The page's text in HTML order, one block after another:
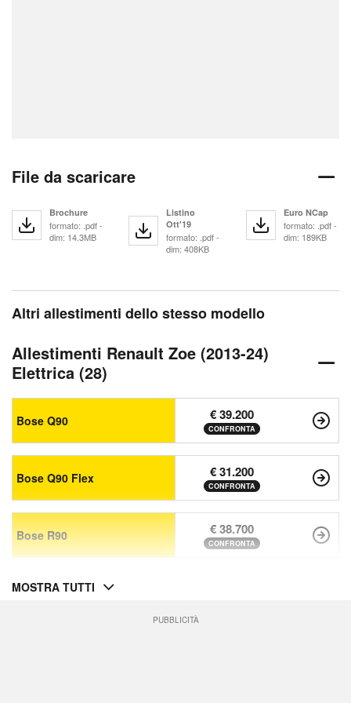
File da scaricare
Brochure
formato: .pdf -
dim: 14.3MB
Listino
Ott'19
formato: .pdf -
dim: 408KB
Euro NCap
formato: .pdf -
dim: 189KB
Altri allestimenti dello stesso modello
Allestimenti Renault Zoe (2013-24)
Elettrica (28)
Bose Q90 € 39.200
CONFRONTA
Bose Q90 Flex € 31.200
CONFRONTA
Bose R90 € 38.700
CONFRONTA
MOSTRA TUTTI
PUBBLICITÀ